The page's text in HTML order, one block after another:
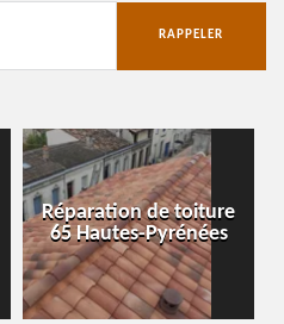
Réparation de toiture
65 Hautes-Pyrénées